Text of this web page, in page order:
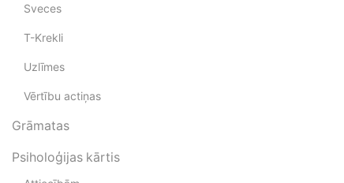
Sveces
T-Krekli
Uzlīmes
Vērtību actiņas
Grāmatas
Psiholoģijas kārtis